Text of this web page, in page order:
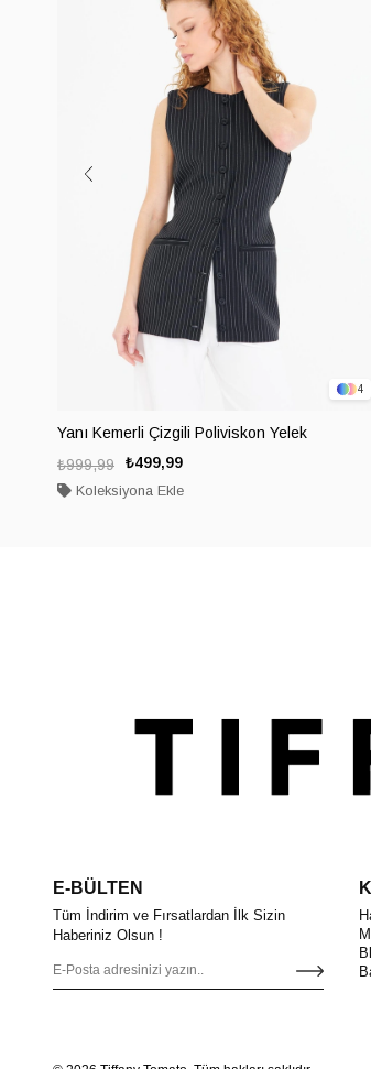
4
Yanı Kemerli Çizgili Poliviskon Yelek
₺499,99
₺999,99
Koleksiyona Ekle
E-BÜLTEN
Tüm İndirim ve Fırsatlardan İlk Sizin
Haberiniz Olsun !